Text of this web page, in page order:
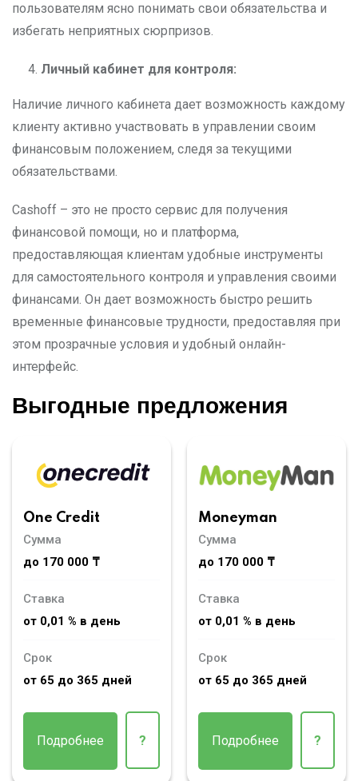
пользователям ясно понимать свои обязательства и
избегать неприятных сюрпризов.
Личный кабинет для контроля:
Наличие личного кабинета дает возможность каждому
клиенту активно участвовать в управлении своим
финансовым положением, следя за текущими
обязательствами.
Cashoff – это не просто сервис для получения
финансовой помощи, но и платформа,
предоставляющая клиентам удобные инструменты
для самостоятельного контроля и управления своими
финансами. Он дает возможность быстро решить
временные финансовые трудности, предоставляя при
этом прозрачные условия и удобный онлайн-
интерфейс.
Выгодные предложения
One Credit
Сумма
до 170 000 ₸
Ставка
от 0,01 % в день
Срок
от 65 до 365 дней
Подробнее ?
Moneyman
Сумма
до 170 000 ₸
Ставка
от 0,01 % в день
Срок
от 65 до 365 дней
Подробнее ?